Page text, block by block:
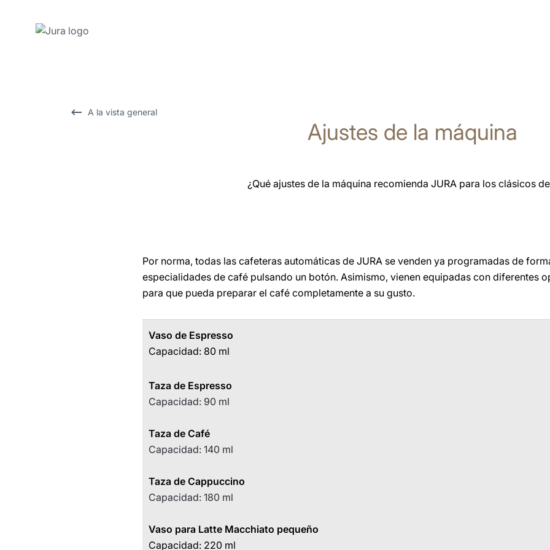
A la vista general
Ajustes de la máquina
¿Qué ajustes de la máquina recomienda JURA para los clásicos
Por norma, todas las cafeteras automáticas de JURA se venden ya programadas de
especialidades de café pulsando un botón. Asimismo, vienen equipadas con diferentes
para que pueda preparar el café completamente a su gusto.
Vaso de Espresso
Capacidad: 80 ml
Taza de Espresso
Capacidad: 90 ml
Taza de Café
Capacidad: 140 ml
Taza de Cappuccino
Capacidad: 180 ml
Vaso para Latte Macchiato pequeño
Capacidad: 220 ml